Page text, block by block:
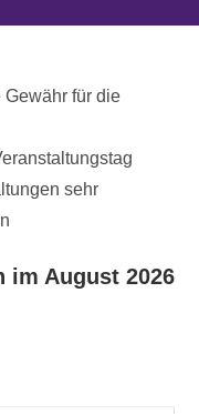
Gewähr für die
sehr
im August 2026